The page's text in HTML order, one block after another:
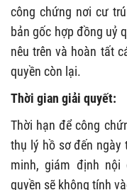
công chứng nơi cư
bản gốc hợp đồng uỷ
nêu trên và hoàn tất
quyền còn lại.
Thời gian giải quyết:
Thời hạn để công
thụ lý hồ sơ đến ngày
minh, giám định nội
quyền sẽ không tính